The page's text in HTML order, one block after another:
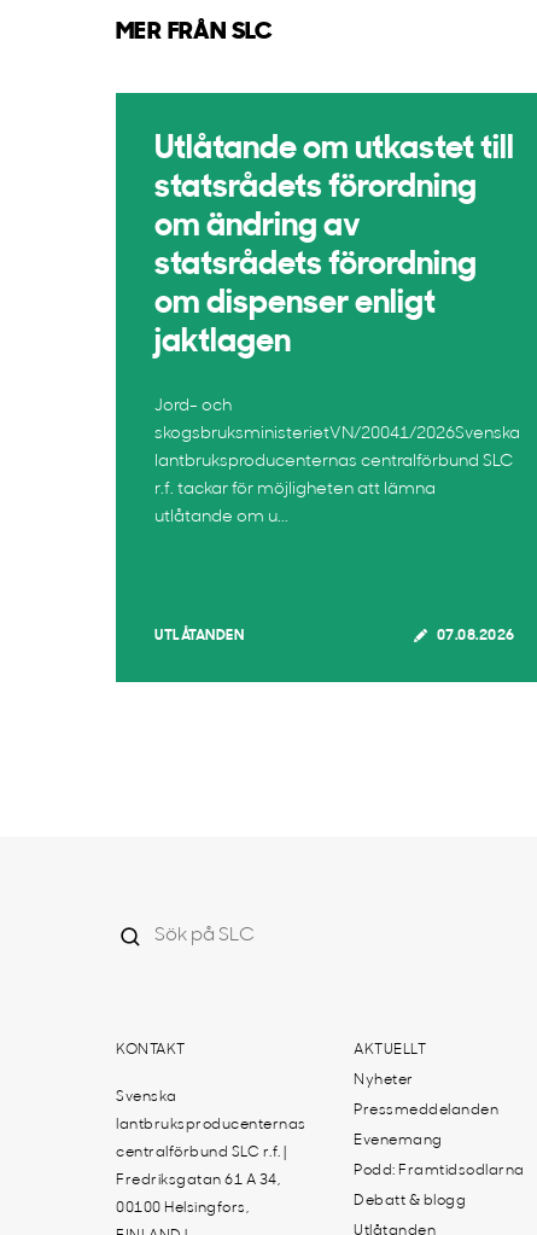
MER FRÅN SLC
Utlåtande om utkastet till
statsrådets förordning
om ändring av
statsrådets förordning
om dispenser enligt
jaktlagen
Jord- och
skogsbruksministerietVN/20041/2026Svenska
lantbruksproducenternas centralförbund SLC
r.f. tackar för möjligheten att lämna
utlåtande om u...
UTLÅTANDEN 07.08.2026
KONTAKT
Svenska
lantbruksproducenternas
centralförbund SLC r.f. |
Fredriksgatan 61 A 34,
00100 Helsingfors,
AKTUELLT
Nyheter
Pressmeddelanden
Evenemang
Podd: Framtidsodlarna
Debatt & blogg
Utlåtanden